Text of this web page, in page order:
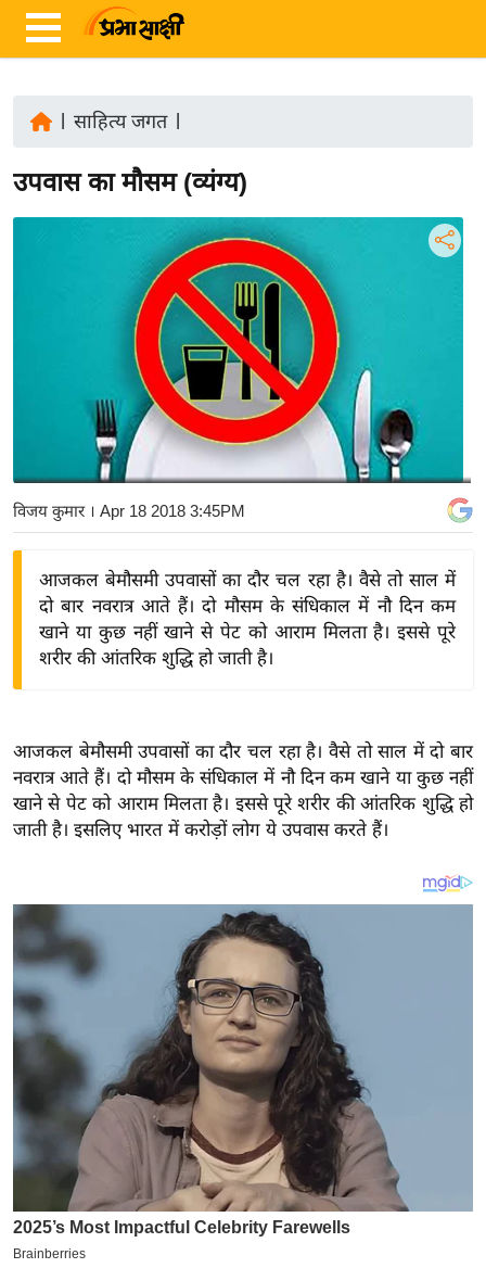
ज़ा
ष्ट्री
य
ज
ग
त
वि
ज्ञ
रा
ब
ज
ट
क्रि
ट
I
साहित्य जगत|
उपवास का मौसम (व्यंग्य)
विजय कुमार। Apr 18 2018 3:45PM
आजकल बेमौसमी उपवासों का दौर चल रहा है। वैसे तो साल में
दो बार नवरात्र आते हैं। दो मौसम के संधिकाल में नौ दिन कम
खाने या कुछ नहीं खाने से पेट को आराम मिलता है। इससे पूरे
शरीर की आंतरिक शुद्धि हो जाती है।
आजकल बेमौसमी उपवासों का दौर चल रहा है। वैसे तो साल में दो बार
नवरात्र आते हैं। दो मौसम के संधिकाल में नौ दिन कम खाने या कुछ नहीं
खाने से पेट को आराम मिलता है। इससे पूरे शरीर की आंतरिक शुद्धि हो
जाती है। इसलिए भारत में करोड़ों लोग ये उपवास करते हैं।